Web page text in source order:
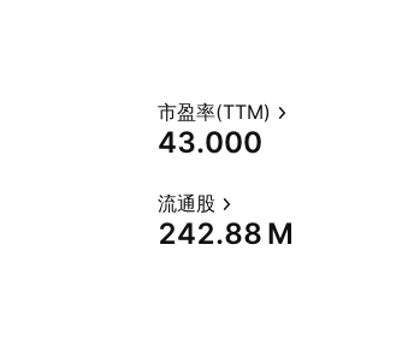
市盈率(TTM)
43.000
流通股
‪242.88 M‬